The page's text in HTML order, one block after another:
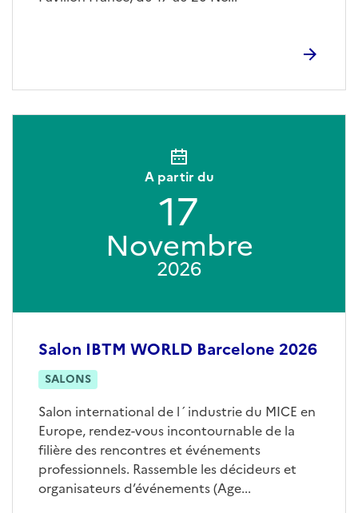
Salon IBTM WORLD Barcelone 2026
SALONS
Salon international de l´industrie du MICE en
Europe, rendez-vous incontournable de la
filière des rencontres et événements
professionnels. Rassemble les décideurs et
organisateurs d’événements (Age...
A partir du
17
Novembre
2026